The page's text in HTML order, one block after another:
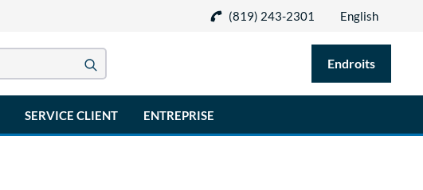
(819) 243-2301 English
Endroits
SERVICE CLIENT ENTREPRISE